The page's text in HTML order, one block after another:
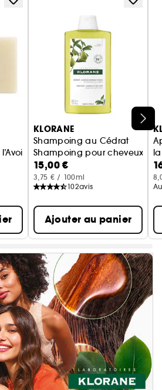
— Tous Types de Cheveux
KLORANE
Shampoing au Cédrat
Shampoing pour cheveux
15,00 €
3,75 € / 100ml
102avis
Ajouter au panier